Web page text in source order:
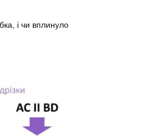
і чи вплинуло